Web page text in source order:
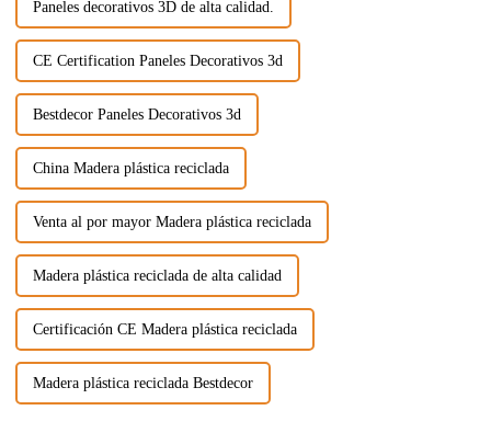
Paneles decorativos 3D de alta calidad.
CE Certification Paneles Decorativos 3d
Bestdecor Paneles Decorativos 3d
China Madera plástica reciclada
Venta al por mayor Madera plástica reciclada
Madera plástica reciclada de alta calidad
Certificación CE Madera plástica reciclada
Madera plástica reciclada Bestdecor